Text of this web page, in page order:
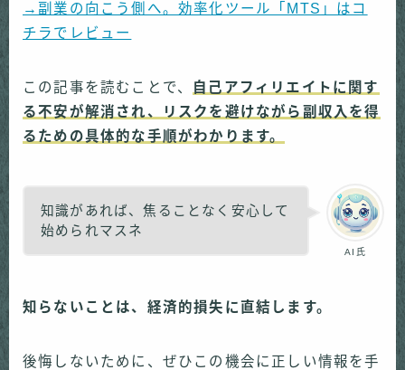
→副業の向こう側へ。効率化ツール「MTS」はコ
チラでレビュー
この記事を読むことで、
自己アフィリエイトに関す
る不安が解消され、リスクを避けながら副収入を得
るための具体的な手順がわかります。
AI氏
知識があれば、焦ることなく安心して
始められマスネ
知らないことは、経済的損失に直結します。
後悔しないために、ぜひこの機会に正しい情報を手